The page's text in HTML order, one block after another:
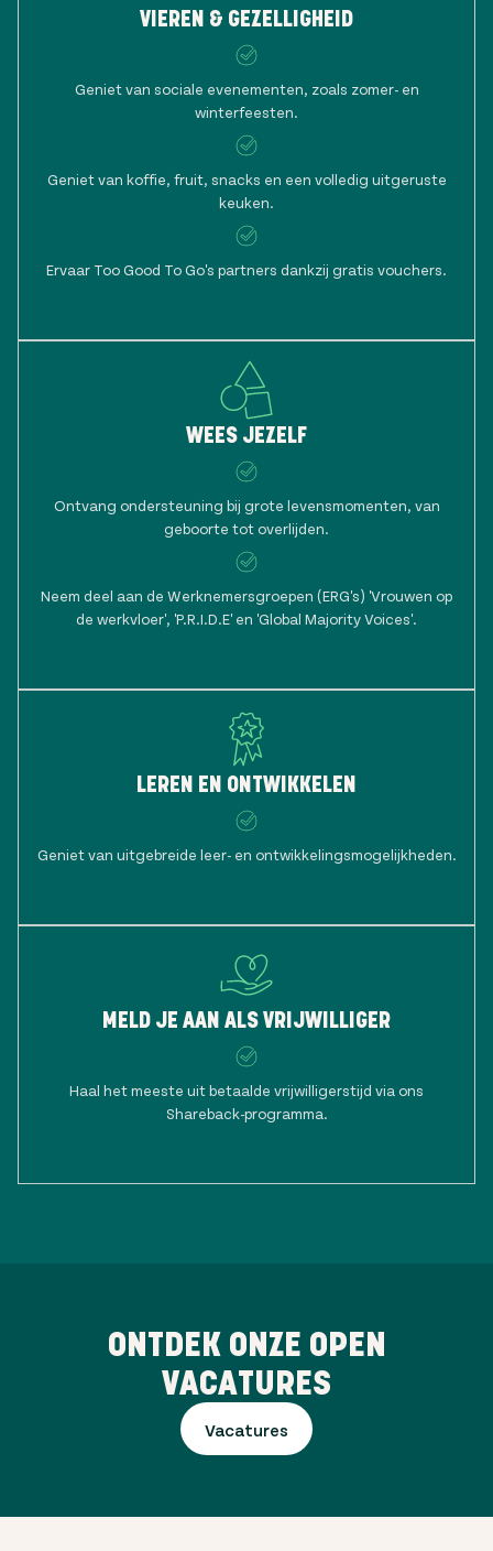
VIEREN & GEZELLIGHEID
Geniet van sociale evenementen, zoals zomer- en
winterfeesten.
Geniet van koffie, fruit, snacks en een volledig uitgeruste
keuken.
Ervaar Too Good To Go's partners dankzij gratis vouchers.
WEES JEZELF
Ontvang ondersteuning bij grote levensmomenten, van
geboorte tot overlijden.
Neem deel aan de Werknemersgroepen (ERG's) 'Vrouwen op
de werkvloer', 'P.R.I.D.E' en 'Global Majority Voices'.
LEREN EN ONTWIKKELEN
Geniet van uitgebreide leer- en ontwikkelingsmogelijkheden.
MELD JE AAN ALS VRIJWILLIGER
Haal het meeste uit betaalde vrijwilligerstijd via ons
Shareback-programma.
ONTDEK ONZE OPEN
VACATURES
Vacatures